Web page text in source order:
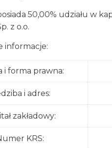
50,00% udziału w
z o.o.
informacje:
i forma prawna:
i adres:
zakładowy:
KRS: